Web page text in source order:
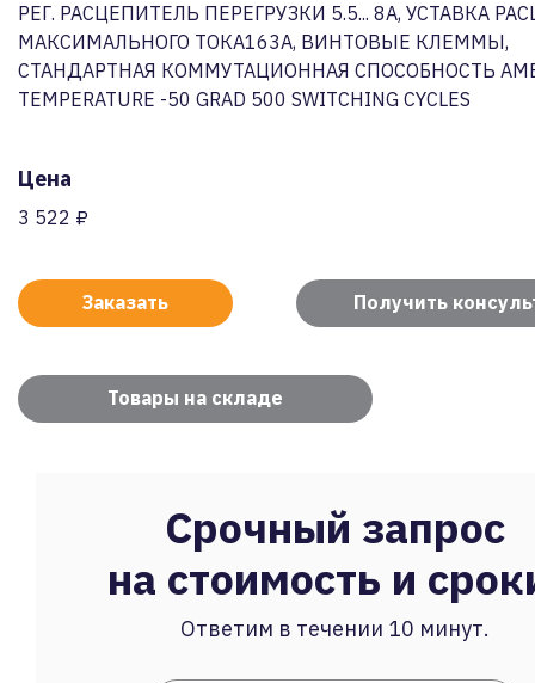
РЕГ. РАСЦЕПИТЕЛЬ ПЕРЕГРУЗКИ 5.5... 8A, УСТАВКА
МАКСИМАЛЬНОГО ТОКА163A, ВИНТОВЫЕ КЛЕММЫ,
СТАНДАРТНАЯ КОММУТАЦИОННАЯ СПОСОБНОСТЬ
TEMPERATURE -50 GRAD 500 SWITCHING CYCLES
Цена
3 522 ₽
Заказать Получить
Товары на складе
Срочный запрос
на стоимость и
Ответим в течении 10 минут.